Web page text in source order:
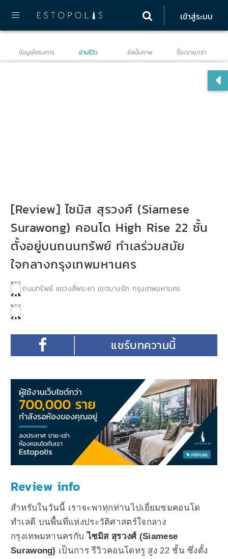
เข้าสู่ระบบ
ข้อมูลโครงการ อ่านรีวิว อัลบั้มภาพ ซื้อ/ขาย/เช่า
ไ
[Review] ไซมิส สุรวงศ์ (Siamese
Surawong) คอนโด High Rise 22 ชั้น
ตั้งอยู่บนถนนทรัพย์ ทำเลร่วมสมัย
ใจกลางกรุงเทพมหานคร
ถนนทรัพย์ แขวงสี่พระยา เขตบางรัก กรุงเทพมหานคร
Review info
สำหรับในวันนี้ เราจะพาทุกท่านไปเยี่ยมชมคอนโด
ทำเลดี บนพื้นที่แห่งประวัติศาสตร์ใจกลาง
กรุงเทพมหานครกับไซมิส สุรวงศ์ (Siamese
Surawong) เป็นการ รีวิวคอนโดหรู สูง 22 ชั้น ซึ่งตั้ง